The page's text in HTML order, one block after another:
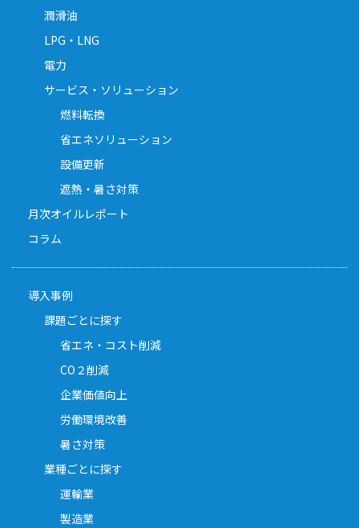
潤滑油
LPG・LNG
電力
サービス・ソリューション
燃料転換
省エネソリューション
設備更新
遮熱・暑さ対策
月次オイルレポート
コラム
導入事例
課題ごとに探す
省エネ・コスト削減
CO２削減
企業価値向上
労働環境改善
暑さ対策
業種ごとに探す
運輸業
製造業